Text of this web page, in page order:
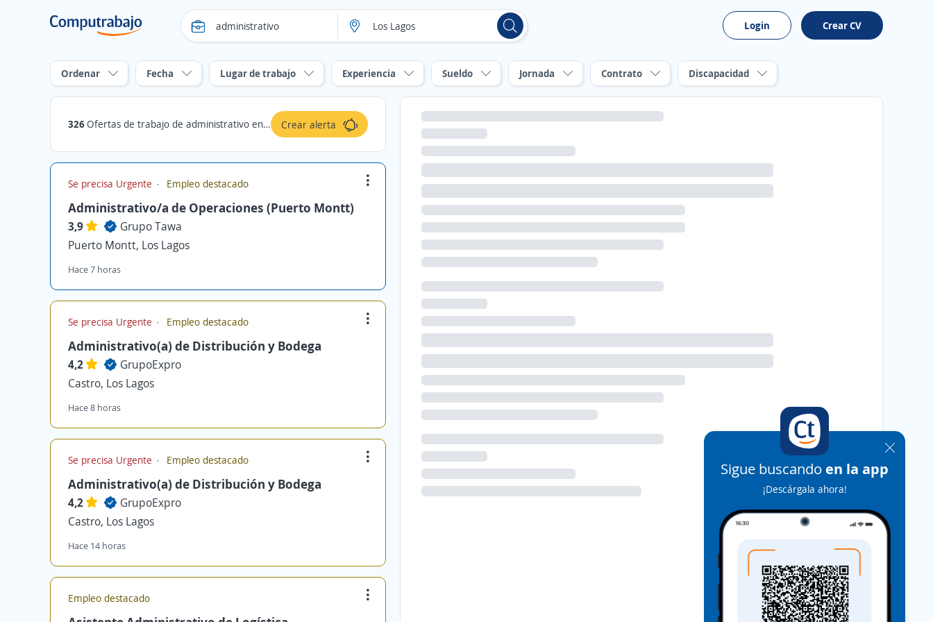
Login Crear CV
Ordenar Fecha Lugar de trabajo Experiencia Sueldo Jornada Contrato Discapacidad
326Ofertas de trabajo de administrativo en Los Lagos Crear alerta
Se precisa Urgente Empleo destacado
Administrativo/a de Operaciones (Puerto Montt)
3,9
Grupo Tawa
Puerto Montt, Los Lagos
Hace 7 horas
Se precisa Urgente Empleo destacado
Administrativo(a) de Distribución y Bodega
4,2
GrupoExpro
Castro, Los Lagos
Hace 8 horas
Se precisa Urgente Empleo destacado
Administrativo(a) de Distribución y Bodega
4,2
GrupoExpro
Castro, Los Lagos
Hace 14 horas
Empleo destacado
Sigue buscando en la app
¡Descárgala ahora!